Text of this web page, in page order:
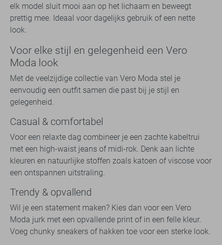
elk model sluit mooi aan op het lichaam en beweegt
prettig mee. Ideaal voor dagelijks gebruik of een nette
look.
Voor elke stijl en gelegenheid een Vero
Moda look
Met de veelzijdige collectie van Vero Moda stel je
eenvoudig een outfit samen die past bij je stijl en
gelegenheid.
Casual & comfortabel
Voor een relaxte dag combineer je een zachte kabeltrui
met een high-waist jeans of midi-rok. Denk aan lichte
kleuren en natuurlijke stoffen zoals katoen of viscose voor
een ontspannen uitstraling.
Trendy & opvallend
Wil je een statement maken? Kies dan voor een Vero
Moda jurk met een opvallende print of in een felle kleur.
Voeg chunky sneakers of hakken toe voor een sterke look.